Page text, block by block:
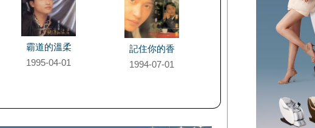
霸道的溫柔
1995-04-01
記住你的香
1994-07-01